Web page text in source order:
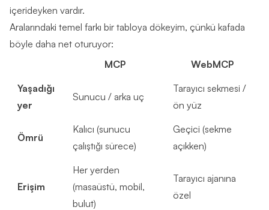
içerideyken vardır.
Aralarındaki temel farkı bir tabloya dökeyim, çünkü kafada
böyle daha net oturuyor:
MCP
WebMCP
Yaşadığı
yer
Sunucu / arka uç
Tarayıcı sekmesi /
ön yüz
Ömrü
Kalıcı (sunucu
çalıştığı sürece)
Geçici (sekme
açıkken)
Erişim
Her yerden
(masaüstü, mobil,
bulut)
Tarayıcı ajanına
özel